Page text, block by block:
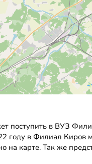
поступить в ВУЗ
году в Филиал
на карте. Так же